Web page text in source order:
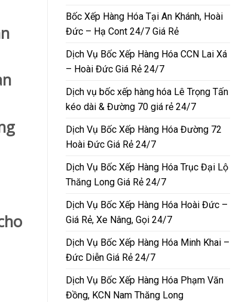
Bốc Xếp Hàng Hóa Tại An Khánh, Hoài
Đức – Hạ Cont 24/7 Giá Rẻ
Dịch Vụ Bốc Xếp Hàng Hóa CCN Lai Xá
– Hoài Đức Giá Rẻ 24/7
Dịch vụ bốc xếp hàng hóa Lê Trọng Tấn
kéo dài & Đường 70 giá rẻ 24/7
Dịch Vụ Bốc Xếp Hàng Hóa Đường 72
Hoài Đức Giá Rẻ 24/7
Dịch Vụ Bốc Xếp Hàng Hóa Trục Đại Lộ
Thăng Long Giá Rẻ 24/7
Dịch Vụ Bốc Xếp Hàng Hóa Hoài Đức –
Giá Rẻ, Xe Nâng, Gọi 24/7
Dịch Vụ Bốc Xếp Hàng Hóa Minh Khai –
Đức Diễn Giá Rẻ 24/7
Dịch Vụ Bốc Xếp Hàng Hóa Phạm Văn
Đồng, KCN Nam Thăng Long